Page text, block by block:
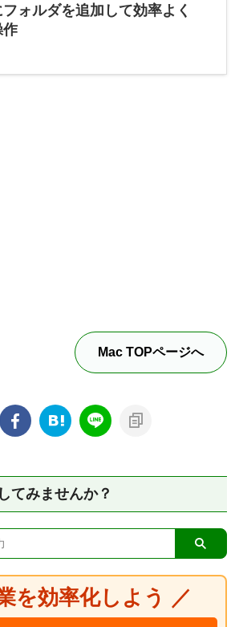
フォルダを追加して効率よく
作
Mac TOPページへ
てみませんか？
を効率化しよう ／